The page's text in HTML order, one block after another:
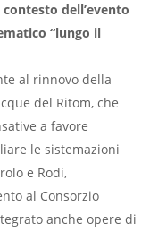
dell’evento
“lungo il
al rinnovo della
del Ritom, che
a favore
le sistemazioni
e Rodi,
al Consorzio
anche opere di